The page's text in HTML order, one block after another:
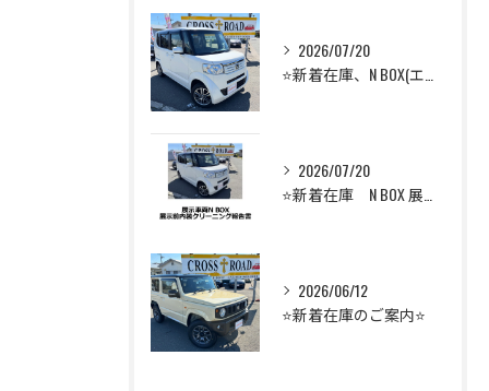
2026/07/20
2026/07/20
2026/06/12
⭐️新着在庫のご案内⭐️